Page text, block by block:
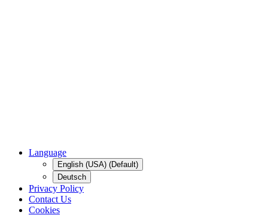
Language
English (USA) (Default)
Deutsch
Privacy Policy
Contact Us
Cookies